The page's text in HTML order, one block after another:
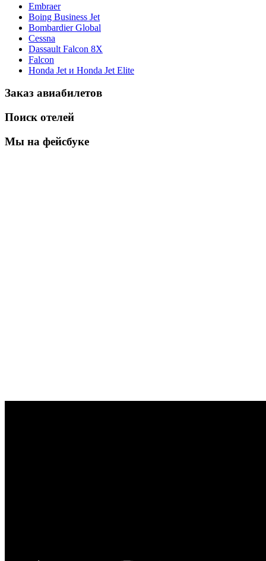
Embraer
Boing Business Jet
Bombardier Global
Cessna
Dassault Falcon 8X
Falcon
Honda Jet и Honda Jet Elite
Заказ авиабилетов
Поиск отелей
Мы на фейсбуке